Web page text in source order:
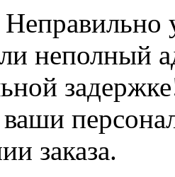
Неправильно
неполный
заказа.